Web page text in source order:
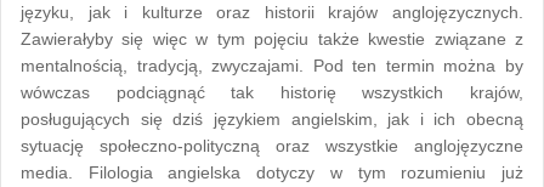
języku, jak i kulturze oraz historii krajów anglojęzycznych.
Zawierałyby się więc w tym pojęciu także kwestie związane z
mentalnością, tradycją, zwyczajami. Pod ten termin można by
wówczas podciągnąć tak historię wszystkich krajów,
posługujących się dziś językiem angielskim, jak i ich obecną
sytuację społeczno-polityczną oraz wszystkie anglojęzyczne
media. Filologia angielska dotyczy w tym rozumieniu już